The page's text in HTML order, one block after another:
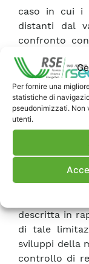
Per fornire una
statistiche di
pseudonimizzati. Non
utenti.
caso in cui i
distanti dal
confronto
l’ottima
benchmark.
alla
controllo di
prospettiva
offshore
limitazione
interfacciati
VSC).
estensiva
descritta in
di tale
sviluppi della
controllo di